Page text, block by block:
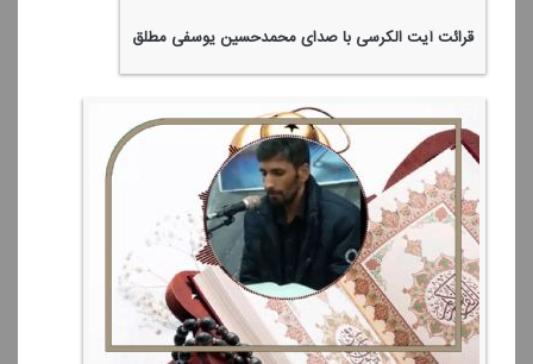
قرائت آیت الكرسی با صدای محمدحسین یوسفی مطلق